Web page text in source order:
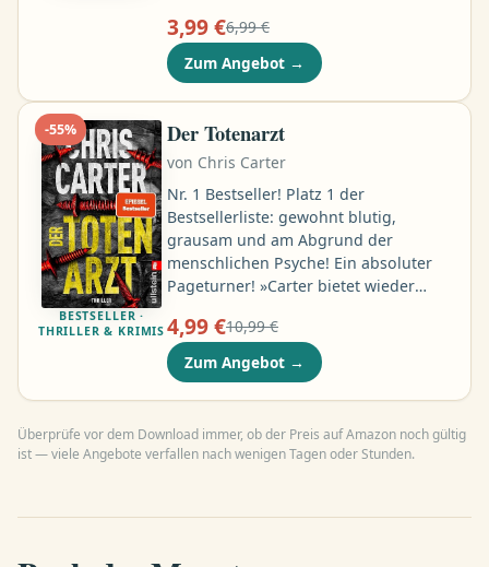
Geheimnisse. Die Aufzeichnungen
erzählen von Christels Zeit in England,
ihrer verbotenen Liebe zu William
Whitmore und den dramatischen
Ereignissen, die sie zur Flucht
zwangen …
3,99 €6,99 €
Zum Angebot →
-55%
BESTSELLER ·
THRILLER & KRIMIS
Der Totenarzt
von Chris Carter
Nr. 1 Bestseller! Platz 1 der
Bestsellerliste: gewohnt blutig,
grausam und am Abgrund der
menschlichen Psyche! Ein absoluter
Pageturner! »Carter bietet wieder
Twists.« Westfälische Nachrichten
Chris Carter hat jahrelang als
Kriminalpsychologe für die Polizei in
Los Angeles gearbeitet, das macht
seine Bücher so einzigartig. Schließ
deine Augen und bitte um einen
schnellen Tod Robert Hunter
Gerichtsmedizin …
4,99 €10,99 €
Zum Angebot →
Überprüfe vor dem Download immer, ob der Preis auf Amazon noch gültig
ist — viele Angebote verfallen nach wenigen Tagen oder Stunden.